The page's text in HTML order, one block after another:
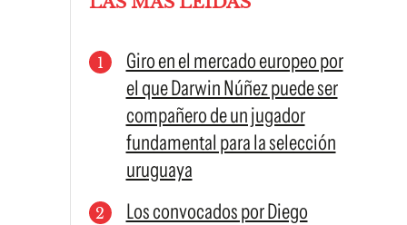
Giro en el mercado europeo por
el que Darwin Núñez puede ser
compañero de un jugador
fundamental para la selección
uruguaya
Los convocados por Diego